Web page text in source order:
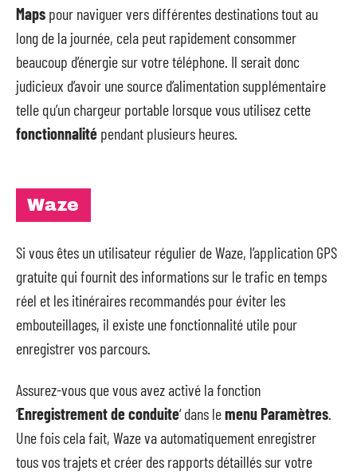
Maps pour naviguer vers différentes destinations tout au
long de la journée, cela peut rapidement consommer
beaucoup d’énergie sur votre téléphone. Il serait donc
judicieux d’avoir une source d’alimentation supplémentaire
telle qu’un chargeur portable lorsque vous utilisez cette
fonctionnalité pendant plusieurs heures.
Waze
Si vous êtes un utilisateur régulier de Waze, l’application GPS
gratuite qui fournit des informations sur le trafic en temps
réel et les itinéraires recommandés pour éviter les
embouteillages, il existe une fonctionnalité utile pour
enregistrer vos parcours.
Assurez-vous que vous avez activé la fonction
‘Enregistrement de conduite‘ dans lemenu Paramètres.
Une fois cela fait, Waze va automatiquement enregistrer
tous vos trajets et créer des rapports détaillés sur votre